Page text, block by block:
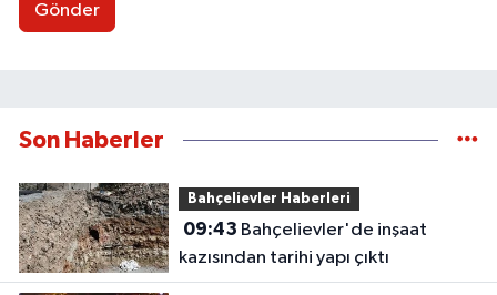
Gönder
Son Haberler
Bahçelievler Haberleri
09:43
kazısından tarihi yapı çıktı